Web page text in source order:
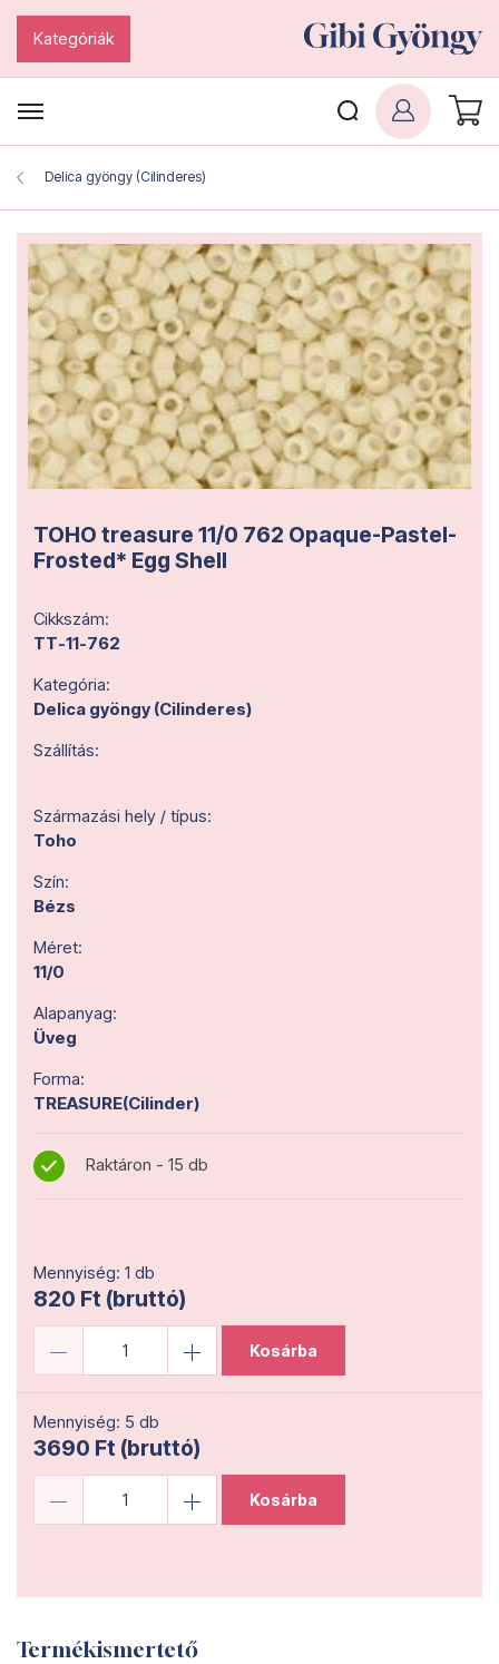
Kategóriák
Delica gyöngy (Cilinderes)
TOHO treasure 11/0 762 Opaque-Pastel-
Frosted* Egg Shell
Cikkszám:
TT-11-762
Kategória:
Delica gyöngy (Cilinderes)
Szállítás:
Származási hely / típus:
Toho
Szín:
Bézs
Méret:
11/0
Alapanyag:
Üveg
Forma:
TREASURE(Cilinder)
Raktáron - 15 db
Mennyiség: 1 db
820 Ft (bruttó)
Kosárba
Mennyiség: 5 db
3690 Ft (bruttó)
Kosárba
Termékismertető